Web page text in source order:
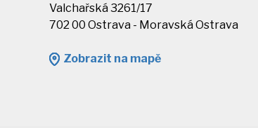
Valchařská 3261/17
702 00 Ostrava - Moravská Ostrava
Zobrazit na mapě